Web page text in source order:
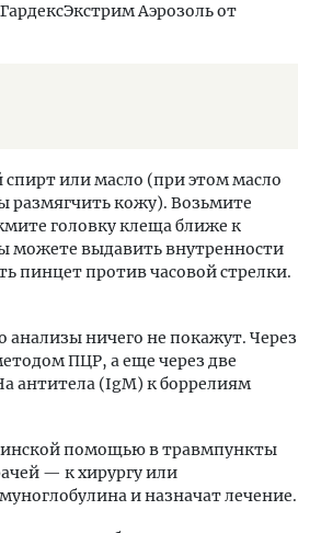
Аэрозоль от
или масло (при этом масло
размягчить кожу). Возьмите
головку клеща ближе к
можете выдавить внутренности
пинцет против часовой стрелки.
анализы ничего не покажут. Через
ПЦР, а еще через две
антитела (IgM) к боррелиям
помощью в травмпункты
— к хирургу или
и назначат лечение.